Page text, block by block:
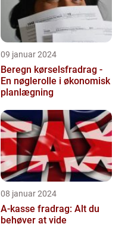
09 januar 2024
Beregn kørselsfradrag -
En nøglerolle i økonomisk
planlægning
08 januar 2024
A-kasse fradrag: Alt du
behøver at vide